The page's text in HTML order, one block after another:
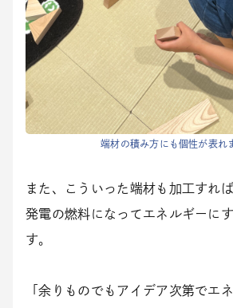
端材の積み方にも個性が表れ
また、こういった端材も加工すれ
発電の燃料になってエネルギーに
す。
「余りものでもアイデア次第でエ